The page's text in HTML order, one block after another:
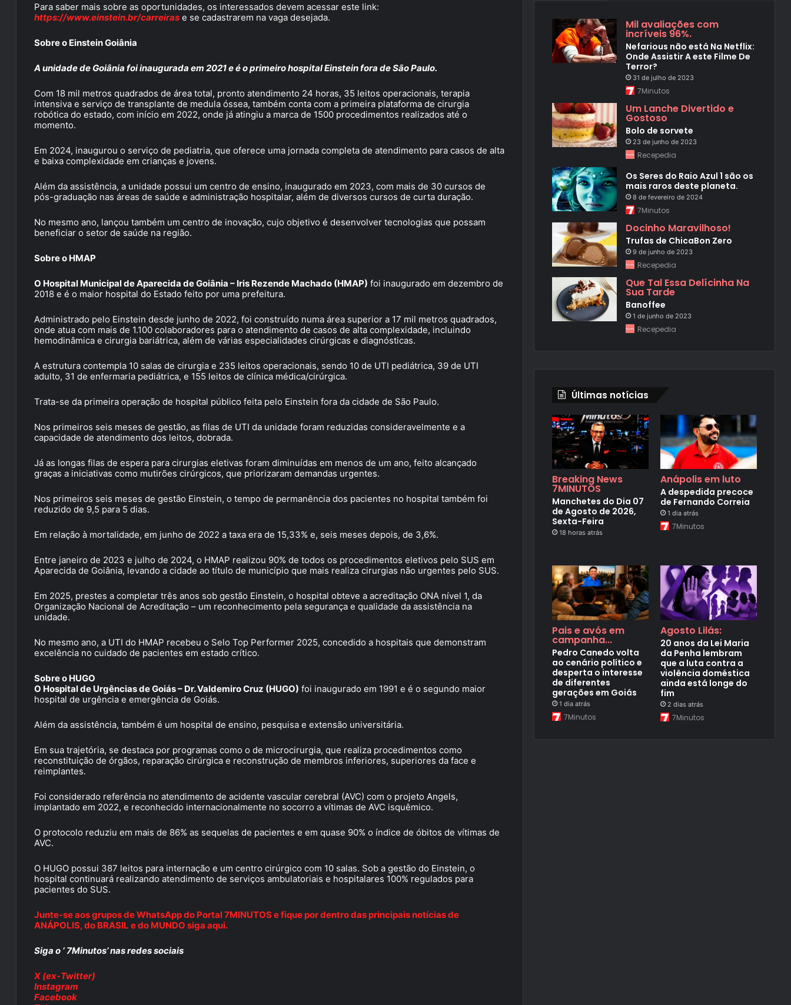
Para saber mais sobre as oportunidades, os interessados devem acessar este link:
https://www.einstein.br/carreiras e se cadastrarem na vaga desejada.
Sobre o Einstein Goiânia
A unidade de Goiânia foi inaugurada em 2021 e é o primeiro hospital Einstein fora de São Paulo.
Com 18 mil metros quadrados de área total, pronto atendimento 24 horas, 35 leitos operacionais, terapia
intensiva e serviço de transplante de medula óssea, também conta com a primeira plataforma de cirurgia
robótica do estado, com início em 2022, onde já atingiu a marca de 1500 procedimentos realizados até o
momento.
Em 2024, inaugurou o serviço de pediatria, que oferece uma jornada completa de atendimento para casos de alta
e baixa complexidade em crianças e jovens.
Além da assistência, a unidade possui um centro de ensino, inaugurado em 2023, com mais de 30 cursos de
pós-graduação nas áreas de saúde e administração hospitalar, além de diversos cursos de curta duração.
No mesmo ano, lançou também um centro de inovação, cujo objetivo é desenvolver tecnologias que possam
beneficiar o setor de saúde na região.
Sobre o HMAP
O Hospital Municipal de Aparecida de Goiânia – Iris Rezende Machado (HMAP) foi inaugurado em dezembro de
2018 e é o maior hospital do Estado feito por uma prefeitura.
Administrado pelo Einstein desde junho de 2022, foi construído numa área superior a 17 mil metros quadrados,
onde atua com mais de 1.100 colaboradores para o atendimento de casos de alta complexidade, incluindo
hemodinâmica e cirurgia bariátrica, além de várias especialidades cirúrgicas e diagnósticas.
A estrutura contempla 10 salas de cirurgia e 235 leitos operacionais, sendo 10 de UTI pediátrica, 39 de UTI
adulto, 31 de enfermaria pediátrica, e 155 leitos de clínica médica/cirúrgica.
Trata-se da primeira operação de hospital público feita pelo Einstein fora da cidade de São Paulo.
Nos primeiros seis meses de gestão, as filas de UTI da unidade foram reduzidas consideravelmente e a
capacidade de atendimento dos leitos, dobrada.
Já as longas filas de espera para cirurgias eletivas foram diminuídas em menos de um ano, feito alcançado
graças a iniciativas como mutirões cirúrgicos, que priorizaram demandas urgentes.
Nos primeiros seis meses de gestão Einstein, o tempo de permanência dos pacientes no hospital também foi
reduzido de 9,5 para 5 dias.
Em relação à mortalidade, em junho de 2022 a taxa era de 15,33% e, seis meses depois, de 3,6%.
Entre janeiro de 2023 e julho de 2024, o HMAP realizou 90% de todos os procedimentos eletivos pelo SUS em
Aparecida de Goiânia, levando a cidade ao título de município que mais realiza cirurgias não urgentes pelo SUS.
Em 2025, prestes a completar três anos sob gestão Einstein, o hospital obteve a acreditação ONA nível 1, da
Organização Nacional de Acreditação – um reconhecimento pela segurança e qualidade da assistência na
unidade.
No mesmo ano, a UTI do HMAP recebeu o Selo Top Performer 2025, concedido a hospitais que demonstram
excelência no cuidado de pacientes em estado crítico.
Sobre o HUGO
O Hospital de Urgências de Goiás – Dr. Valdemiro Cruz (HUGO) foi inaugurado em 1991 e é o segundo maior
hospital de urgência e emergência de Goiás.
Além da assistência, também é um hospital de ensino, pesquisa e extensão universitária.
Em sua trajetória, se destaca por programas como o de microcirurgia, que realiza procedimentos como
reconstituição de órgãos, reparação cirúrgica e reconstrução de membros inferiores, superiores da face e
reimplantes.
Foi considerado referência no atendimento de acidente vascular cerebral (AVC) com o projeto Angels,
implantado em 2022, e reconhecido internacionalmente no socorro a vítimas de AVC isquêmico.
O protocolo reduziu em mais de 86% as sequelas de pacientes e em quase 90% o índice de óbitos de vítimas de
AVC.
O HUGO possui 387 leitos para internação e um centro cirúrgico com 10 salas. Sob a gestão do Einstein, o
hospital continuará realizando atendimento de serviços ambulatoriais e hospitalares 100% regulados para
pacientes do SUS.
Junte-se aos grupos de WhatsApp do Portal 7MINUTOS e fique por dentro das principais notícias de
ANÁPOLIS, do BRASIL e do MUNDO siga aqui.
Siga o ‘ 7Minutos’ nas redes sociais
X (ex-Twitter)
Instagram
Facebook
Mil avaliações com
incríveis 96%.
Nefarious não está Na Netflix:
Onde Assistir A este Filme De
Terror?
31 de julho de 2023
7Minutos
Um Lanche Divertido e
Gostoso
Bolo de sorvete
23 de junho de 2023
Recepedia
Os Seres do Raio Azul 1 são os
mais raros deste planeta.
8 de fevereiro de 2024
7Minutos
Docinho Maravilhoso!
Trufas de ChicaBon Zero
9 de junho de 2023
Recepedia
Que Tal Essa Delícinha Na
Sua Tarde
Banoffee
1 de junho de 2023
Recepedia
Últimas notícias
Breaking News
7MINUTOS
Manchetes do Dia 07
de Agosto de 2026,
Sexta-Feira
18 horas atrás
Anápolis em luto
A despedida precoce
de Fernando Correia
1 dia atrás
7Minutos
Pais e avós em
campanha...
Pedro Canedo volta
ao cenário político e
desperta o interesse
de diferentes
gerações em Goiás
1 dia atrás
7Minutos
Agosto Lilás:
20 anos da Lei Maria
da Penha lembram
que a luta contra a
violência doméstica
ainda está longe do
fim
2 dias atrás
7Minutos